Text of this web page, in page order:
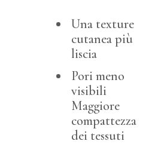
Una texture
cutanea più
liscia
Pori meno
visibili
Maggiore
compattezza
dei tessuti